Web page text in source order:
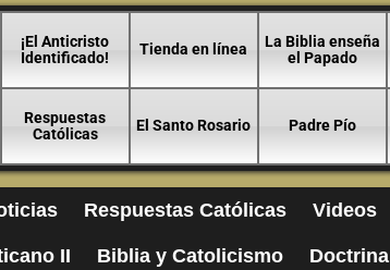
¡El Anticristo
Identificado!
Tienda en línea
La Biblia enseña
el Papado
Respuestas
Católicas
El Santo Rosario Padre Pío
Respuestas Católicas Videos
II Biblia y Catolicismo Doctrina